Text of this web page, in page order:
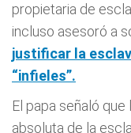
propietaria de
incluso asesoró a
justificar la
“infieles”.
El papa señaló
absoluta de la